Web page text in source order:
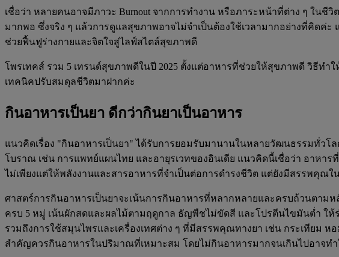
เชื่อว่า หลายคนอาจมีภาวะ Burnout จากการทำงาน หรือภาระหน้าที่ต่าง ๆ ในชีวิ
มากพอ ซึ่งจริง ๆ แล้วการดูแลสุขภาพอาจไม่จำเป็นต้องใช้เวลามากอย่างที่คิดค่ะ
ช่วยฟื้นฟูร่างกายและจิตใจสู่ไลฟ์สไตล์สุขภาพดี
โพรเทคส์ รวม 5 เทรนด์สุขภาพดีในปี 2025 ตั้งแต่อาหารที่ช่วยให้สุขภาพดี วิธีทำ
เทคนิคปรับสมดุลชีวิตมาฝากค่ะ
กินอาหารเป็นยา ดีกว่ากินยาเป็นอาหาร
แนวคิดเรื่อง "กินอาหารเป็นยา" ได้รับการยอมรับมานานในหลายวัฒนธรรมทั่วโ
โบราณ เช่น การแพทย์แผนไทย และอายุรเวทของอินเดีย แนวคิดนี้เชื่อว่า อาห
ไม่เพียงแต่ให้พลังงานและสารอาหารที่จำเป็นต่อการดำรงชีวิต แต่ยังมีสรรพคุณ
ศาสตร์การกินอาหารเป็นยาจะเน้นการกินอาหารที่หลากหลายและครบถ้วนตาม
ครบ 5 หมู่ เน้นผักสดและผลไม้ตามฤดูกาล ธัญพืชไม่ขัดสี และโปรตีนไขมันต่ำ ให้
รวมถึงการใช้สมุนไพรและเครื่องเทศต่าง ๆ ที่มีสรรพคุณทางยา เช่น กระเทียม ห
สำคัญควรกินอาหารในปริมาณที่เหมาะสม โดยไม่กินอาหารมากจนเกินไปอาจท